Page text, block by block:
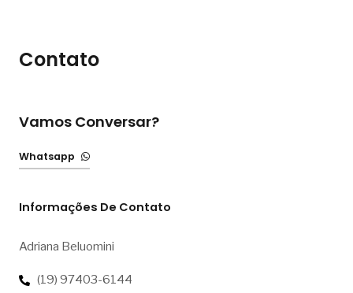
Contato
Vamos Conversar?
Whatsapp
Informações De Contato
Adriana Beluomini
(19) 97403-6144